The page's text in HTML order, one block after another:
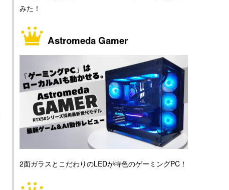
みた！
Astromeda Gamer
2面ガラスとこだわりのLEDが特色のゲーミングPC！